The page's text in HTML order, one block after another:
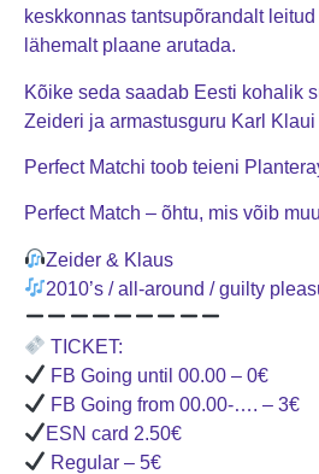
keskkonnas tantsupõrandalt
lähemalt plaane arutada.
Kõike seda saadab Eesti kohalik
Zeideri ja armastusguru Karl
Perfect Matchi toob teieni
Perfect Match – õhtu, mis võib
Zeider & Klaus
2010’s / all-around / guilty
TICKET:
FB Going until 00.00 – 0€
FB Going from 00.00-…. – 3€
ESN card 2.50€
Regular – 5€